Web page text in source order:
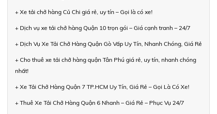
+ Xe tải chở hàng Củ Chi giá rẻ, uy tín – Gọi là có xe!
+ Dịch vụ xe tải chở hàng Quận 10 trọn gói – Giá cạnh tranh – 24/7
+ Dịch Vụ Xe Tải Chở Hàng Quận Gò Vấp Uy Tín, Nhanh Chóng, Giá Rẻ
+ Cho thuê xe tải chở hàng quận Tân Phú giá rẻ, uy tín, nhanh chóng
nhất!
+ Xe Tải Chở Hàng Quận 7 TP.HCM Uy Tín, Giá Rẻ – Gọi Là Có Xe!
+ Thuê Xe Tải Chở Hàng Quận 6 Nhanh – Giá Rẻ – Phục Vụ 24/7